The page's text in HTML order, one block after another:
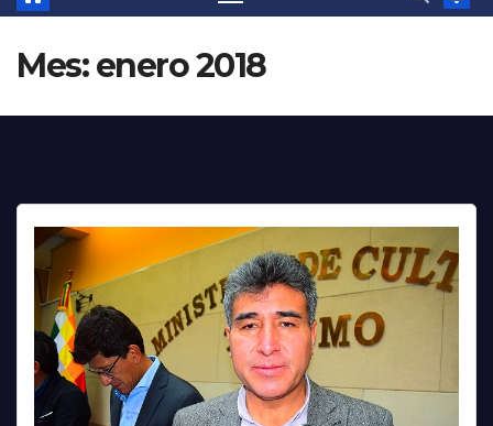
Mes:enero 2018